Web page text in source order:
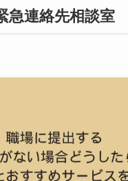
急連絡先相談室